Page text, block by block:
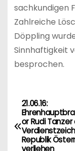
sachkundigen
Zahlreiche
Döppling
Sinnhaftigkeit
besprochen.
B
e
21.06.16:
or Rudi
Republik
verliehen